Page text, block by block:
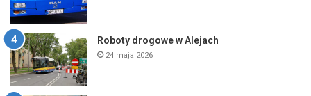
Roboty drogowe w Alejach
24 maja 2026